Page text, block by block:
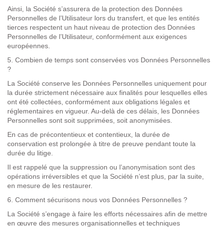
Ainsi, la Société s’assurera de la protection des Données
Personnelles de l’Utilisateur lors du transfert, et que les entités
tierces respectent un haut niveau de protection des Données
Personnelles de l’Utilisateur, conformément aux exigences
européennes.
5. Combien de temps sont conservées vos Données Personnelles
?
La Société conserve les Données Personnelles uniquement pour
la durée strictement nécessaire aux finalités pour lesquelles elles
ont été collectées, conformément aux obligations légales et
réglementaires en vigueur. Au-delà de ces délais, les Données
Personnelles sont soit supprimées, soit anonymisées.
En cas de précontentieux et contentieux, la durée de
conservation est prolongée à titre de preuve pendant toute la
durée du litige.
Il est rappelé que la suppression ou l’anonymisation sont des
opérations irréversibles et que la Société n’est plus, par la suite,
en mesure de les restaurer.
6. Comment sécurisons nous vos Données Personnelles ?
La Société s’engage à faire les efforts nécessaires afin de mettre
en œuvre des mesures organisationnelles et techniques